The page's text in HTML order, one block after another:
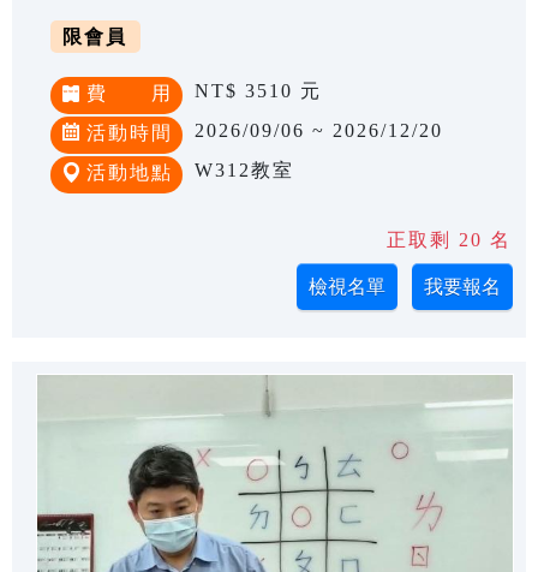
限會員
費 用 NT$ 3510 元
活動時間 2026/09/06 ~ 2026/12/20
活動地點 W312教室
正取剩 20 名